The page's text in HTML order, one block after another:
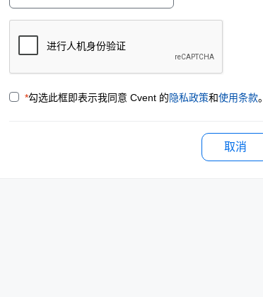
*勾选此框即表示我同意 Cvent 的隐私政策和使用条款。
取消